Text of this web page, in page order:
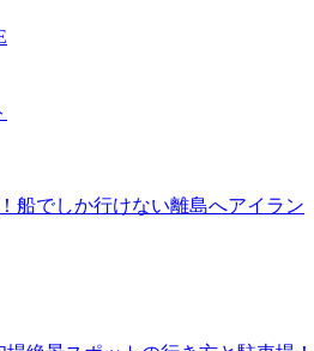
船でしか行けない離島へアイラン